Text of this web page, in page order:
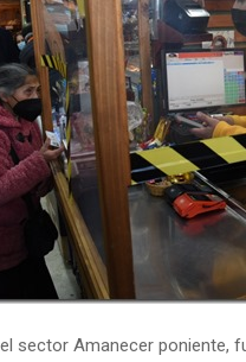
sector Amanecer poniente,